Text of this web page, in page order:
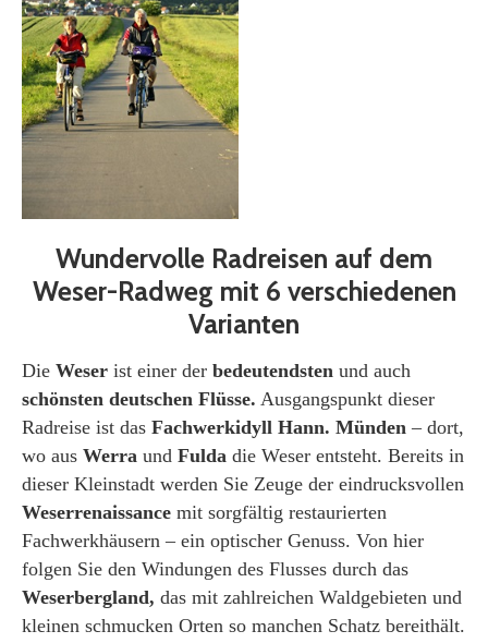
Wundervolle Radreisen auf dem
Weser-Radweg mit 6 verschiedenen
Varianten
Die Weser ist einer der bedeutendsten und auch
schönsten deutschen Flüsse. Ausgangspunkt dieser
Radreise ist das Fachwerkidyll Hann. Münden – dort,
wo aus Werra und Fulda die Weser entsteht. Bereits in
dieser Kleinstadt werden Sie Zeuge der eindrucksvollen
Weserrenaissance mit sorgfältig restaurierten
Fachwerkhäusern – ein optischer Genuss. Von hier
folgen Sie den Windungen des Flusses durch das
Weserbergland, das mit zahlreichen Waldgebieten und
kleinen schmucken Orten so manchen Schatz bereithält.